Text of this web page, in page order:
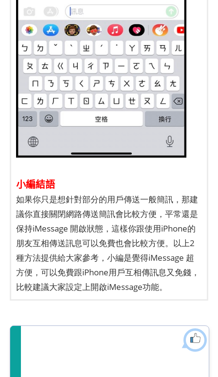
小編結語
如果你只是想針對部分的用戶傳送一般簡訊，那建
議你直接關閉網路傳送簡訊會比較方便，平常還是
保持iMessage 開啟狀態，這樣你跟使用iPhone的
朋友互相傳送訊息可以免費也會比較方便。以上2
種方法提供給大家參考，小編是覺得iMessage 超
方便，可以免費跟iPhone用戶互相傳訊息又免錢，
比較建議大家設定上開啟iMessage功能。